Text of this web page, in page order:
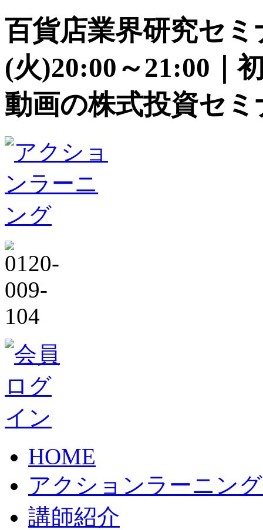
百貨店業界研究セ
(火)20:00～21:00｜
動画の株式投資セミ
HOME
アクションラーニン
講師紹介